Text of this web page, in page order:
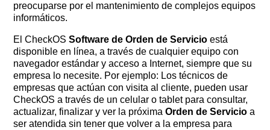
preocuparse por el mantenimiento de complejos equipos
informáticos.
El CheckOSSoftware de Orden de Servicio está
disponible en línea, a través de cualquier equipo con
navegador estándar y acceso a Internet, siempre que su
empresa lo necesite. Por ejemplo: Los técnicos de
empresas que actúan con visita al cliente, pueden usar
CheckOS a través de un celular o tablet para consultar,
actualizar, finalizar y ver la próximaOrden de Servicio a
ser atendida sin tener que volver a la empresa para